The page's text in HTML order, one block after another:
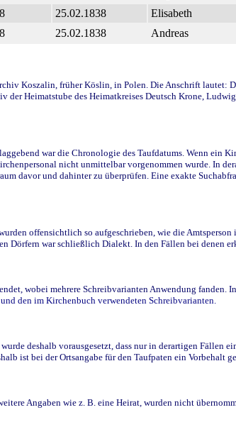
25.02.1838 Elisabeth
25.02.1838 Andreas
Koszalin, früher Köslin, in Polen. Die Anschrift
Heimatstube des Heimatkreises Deutsch Krone,
war die Chronologie des Taufdatums. Wenn ein
nicht unmittelbar vorgenommen wurde. In
davor und dahinter zu überprüfen. Eine exakte
offensichtlich so aufgeschrieben, wie die
Dörfern war schließlich Dialekt. In den Fällen bei denen
wobei mehrere Schreibvarianten Anwendung fanden.
den im Kirchenbuch verwendeten Schreibvarianten.
deshalb vorausgesetzt, dass nur in derartigen Fällen
ist bei der Ortsangabe für den Taufpaten ein Vorbehalt
Angaben wie z. B. eine Heirat, wurden nicht